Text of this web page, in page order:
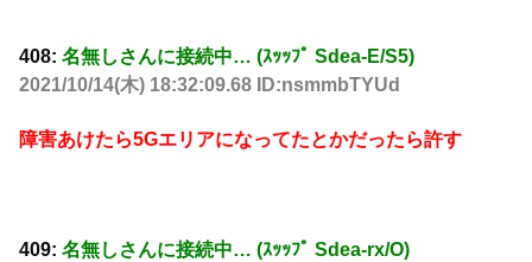
408: 名無しさんに接続中… (ｽｯｯﾌﾟ Sdea-E/S5)
2021/10/14(木) 18:32:09.68 ID:nsmmbTYUd
障害あけたら5Gエリアになってたとかだったら許す
409: 名無しさんに接続中… (ｽｯｯﾌﾟ Sdea-rx/O)